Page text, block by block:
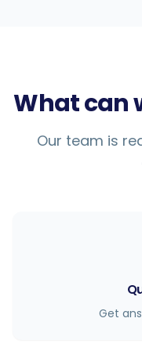
What can
Our team is
Get